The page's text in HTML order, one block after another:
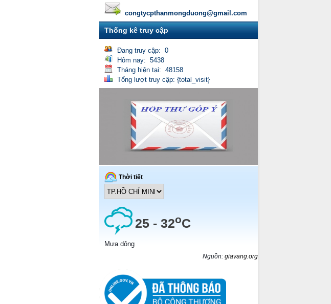
congtycpthanmongduong@gmail.com
Thống kê truy cập
Đang truy cập: 0
Hôm nay: 5438
Tháng hiện tại: 48158
Tổng lượt truy cập: {total_visit}